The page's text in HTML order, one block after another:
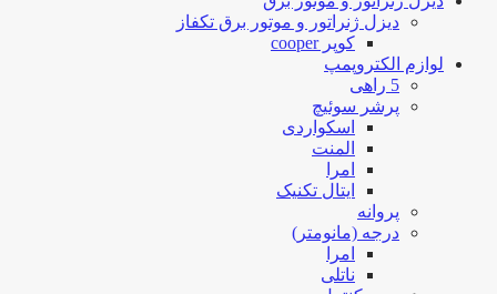
دیزل ژنراتور و موتور برق تکفاز
کوپر cooper
لوازم الکتروپمپ
5 راهی
پرشر سوئیچ
اسکواردی
المنت
امرا
ایتال تکنیک
پروانه
درجه (مانومتر)
امرا
ناتلی